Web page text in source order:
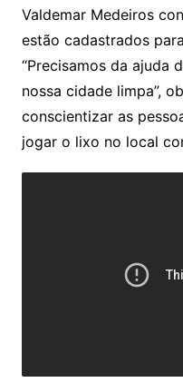
Valdemar Medeiros
estão cadastrados
“Precisamos da ajuda
nossa cidade limpa”,
conscientizar as
jogar o lixo no local